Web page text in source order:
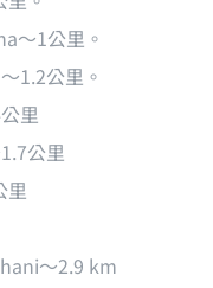
〜1公里。
1.2公里。
里
公里
里
〜2.9 km